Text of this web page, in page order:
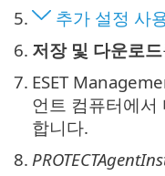
5.
추가 설정 사
6. 저장 및 다운로드
7. ESET
언트 컴퓨터에서
합니다.
8.